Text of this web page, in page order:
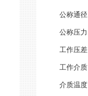
公称通径
公称压
工作压
工作介质
介质温